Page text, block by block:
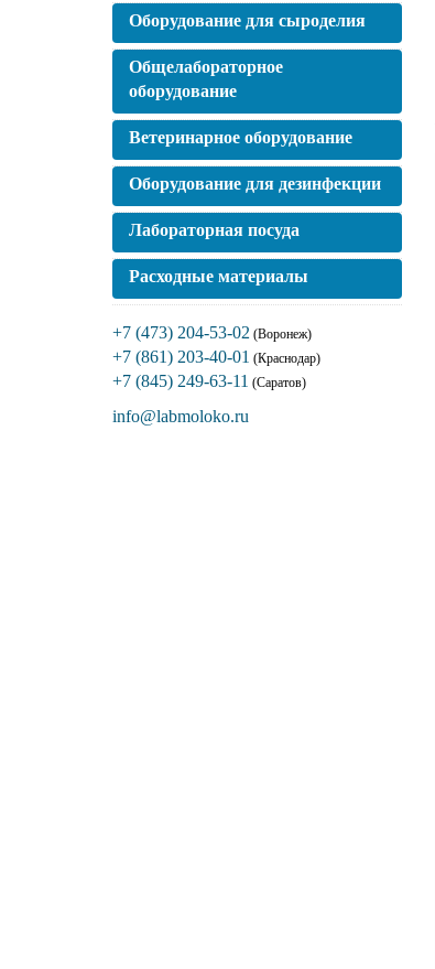
Оборудование для сыроделия
Общелабораторное
оборудование
Ветеринарное оборудование
Оборудование для дезинфекции
Лабораторная посуда
Расходные материалы
+7 (473) 204-53-02 (Воронеж)
+7 (861) 203-40-01 (Краснодар)
+7 (845) 249-63-11 (Саратов)
info@labmoloko.ru